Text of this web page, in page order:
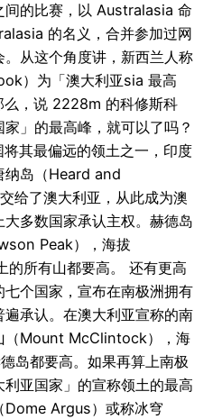
间的比赛，以 Australasia 命
的名义，合并参加过网
从这个角度讲，新西兰人称
）为「澳大利亚sia 最高
，说 2228m 的科修斯科
」的最高峰，就可以了吗？
其最偏远的领土之一，印度
纳岛（Heard and
给了澳大利亚，从此成为澳
多数国家承认主权。赫德岛
Peak），海拔
的所有山都要高。 还有更高
个国家，宣布在南极洲拥有
承认。在澳大利亚宣称的南
（Mount McClintock），海
岛都要高。如果再算上南极
亚国家」的宣称领土的最高
Dome Argus）或称冰穹